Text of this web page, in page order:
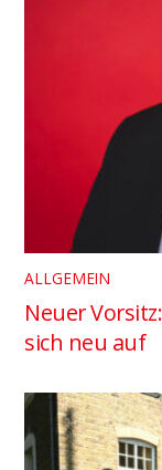
ALLGEMEIN
Neuer
sich neu auf